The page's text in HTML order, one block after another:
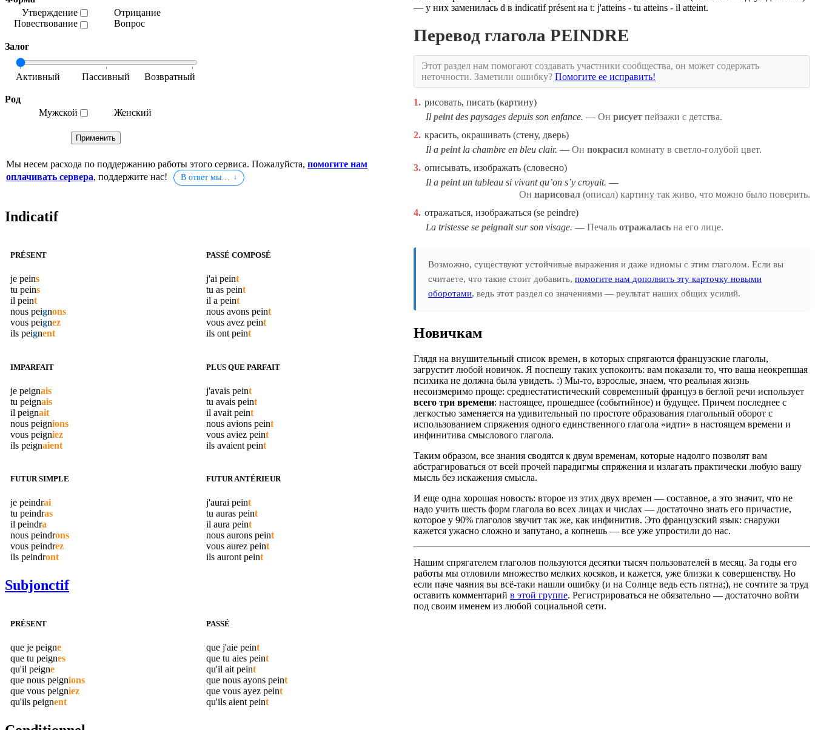
Утверждение
Повествование
Отрицание
Вопрос
Залог
Род
Мужской
Женский
Мы несем расхода по поддержанию работы этого сервиса. Пожалуйста, помогите нам
оплачивать сервера, поддержите нас! В ответ мы…
Indicatif
PRÉSENT
je peins
tu peins
il peint
nous peignons
vous peignez
ils peignent
PASSÉ COMPOSÉ
j'ai peint
tu as peint
il a peint
nous avons peint
vous avez peint
ils ont peint
IMPARFAIT
je peignais
tu peignais
il peignait
nous peignions
vous peigniez
ils peignaient
PLUS QUE PARFAIT
j'avais peint
tu avais peint
il avait peint
nous avions peint
vous aviez peint
ils avaient peint
FUTUR SIMPLE
je peindrai
tu peindras
il peindra
nous peindrons
vous peindrez
ils peindront
FUTUR ANTÉRIEUR
j'aurai peint
tu auras peint
il aura peint
nous aurons peint
vous aurez peint
ils auront peint
Subjonctif
PRÉSENT
que je peigne
que tu peignes
qu'il peigne
que nous peignions
que vous peigniez
qu'ils peignent
PASSÉ
que j'aie peint
que tu aies peint
qu'il ait peint
que nous ayons peint
que vous ayez peint
qu'ils aient peint
— у них заменилась d в indicatif présent на t: j'atteins - tu atteins - il atteint.
Перевод глагола PEINDRE
Этот раздел нам помогают создавать участники сообщества, он может содержать
неточности. Заметили ошибку? Помогите ее исправить!
1. рисовать, писать (картину)
Il peintdes paysages depuis son enfance. Он рисует пейзажи с детства.
2. красить, окрашивать (стену, дверь)
Il a peintla chambre en bleu clair. Он покрасил комнату в светло-голубой цвет.
3. описывать, изображать (словесно)
Il a peintun tableau si vivant qu’on s’y croyait.
Он нарисовал (описал) картину так живо, что можно было поверить.
4. отражаться, изображаться (se peindre)
La tristesse se peignaitsur son visage. Печаль отражалась на его лице.
Возможно, существуют устойчивые выражения и даже идиомы с этим глаголом. Если вы
считаете, что такие стоит добавить, помогите нам дополнить эту карточку новыми
оборотами, ведь этот раздел со значениями — реультат наших общих усилий.
Новичкам
Глядя на внушительный список времен, в которых спрягаются французские глаголы,
загрустит любой новичок. Я поспешу таких успокоить: вам показали то, что ваша неокрепшая
психика не должна была увидеть. :) Мы-то, взрослые, знаем, что реальная жизнь
несоизмеримо проще: среднестатистический современный француз в беглой речи использует
всего три времени: настоящее, прошедшее (событийное) и будущее. Причем последнее с
легкостью заменяется на удивительный по простоте образования глагольный оборот с
использованием спряжения одного единственного глагола «идти» в настоящем времени и
инфинитива смыслового глагола.
Таким образом, все знания сводятся к двум временам, которые надолго позволят вам
абстрагироваться от всей прочей парадигмы спряжения и излагать практически любую вашу
мысль без искажения смысла.
И еще одна хорошая новость: второе из этих двух времен — составное, а это значит, что не
надо учить шесть форм глагола во всех лицах и числах — достаточно знать его причастие,
которое у 90% глаголов звучит так же, как инфинитив. Это французский язык: снаружи
кажется ужасно сложно и запутано, а копнешь — все уже упростили до нас.
Нашим спрягателем глаголов пользуются десятки тысяч пользователей в месяц. За годы его
работы мы отловили множество мелких косяков, и кажется, уже близки к совершенству. Но
если паче чаяния вы всё-таки нашли ошибку (и на Солнце ведь есть пятна;), не сочтите за труд
оставить комментарий в этой группе. Регистрироваться не обязательно — достаточно войти
под своим именем из любой социальной сети.